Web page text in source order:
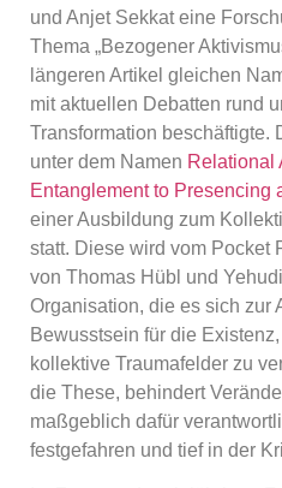
und Anjet Sekkat eine
Thema „Bezogener
längeren Artikel gleichen
mit aktuellen Debatten rund
Transformation beschäftigte.
unter dem Namen Relational
Entanglement to Presencing
einer Ausbildung zum
statt. Diese wird vom Pocket
von Thomas Hübl und
Organisation, die es sich zur
Bewusstsein für die
kollektive Traumafelder zu
die These, behindert
maßgeblich dafür
festgefahren und tief in der